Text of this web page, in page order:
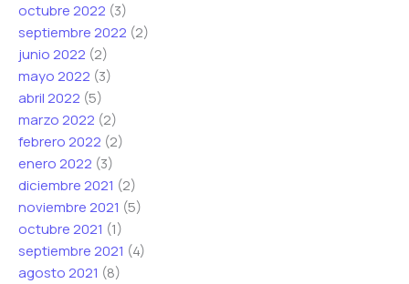
octubre 2022 (3)
septiembre 2022 (2)
junio 2022 (2)
mayo 2022 (3)
abril 2022 (5)
marzo 2022 (2)
febrero 2022 (2)
enero 2022 (3)
diciembre 2021 (2)
noviembre 2021 (5)
octubre 2021 (1)
septiembre 2021 (4)
agosto 2021 (8)